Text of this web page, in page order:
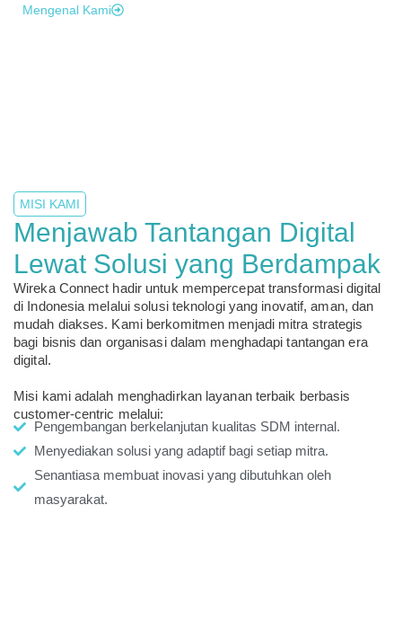
Mengenal Kami
MISI KAMI
Menjawab Tantangan Digital
Lewat Solusi yang Berdampak
Wireka Connect hadir untuk mempercepat transformasi digital
di Indonesia melalui solusi teknologi yang inovatif, aman, dan
mudah diakses. Kami berkomitmen menjadi mitra strategis
bagi bisnis dan organisasi dalam menghadapi tantangan era
digital.
Misi kami adalah menghadirkan layanan terbaik berbasis
customer-centric melalui:
Pengembangan berkelanjutan kualitas SDM internal.
Menyediakan solusi yang adaptif bagi setiap mitra.
Senantiasa membuat inovasi yang dibutuhkan oleh
masyarakat.